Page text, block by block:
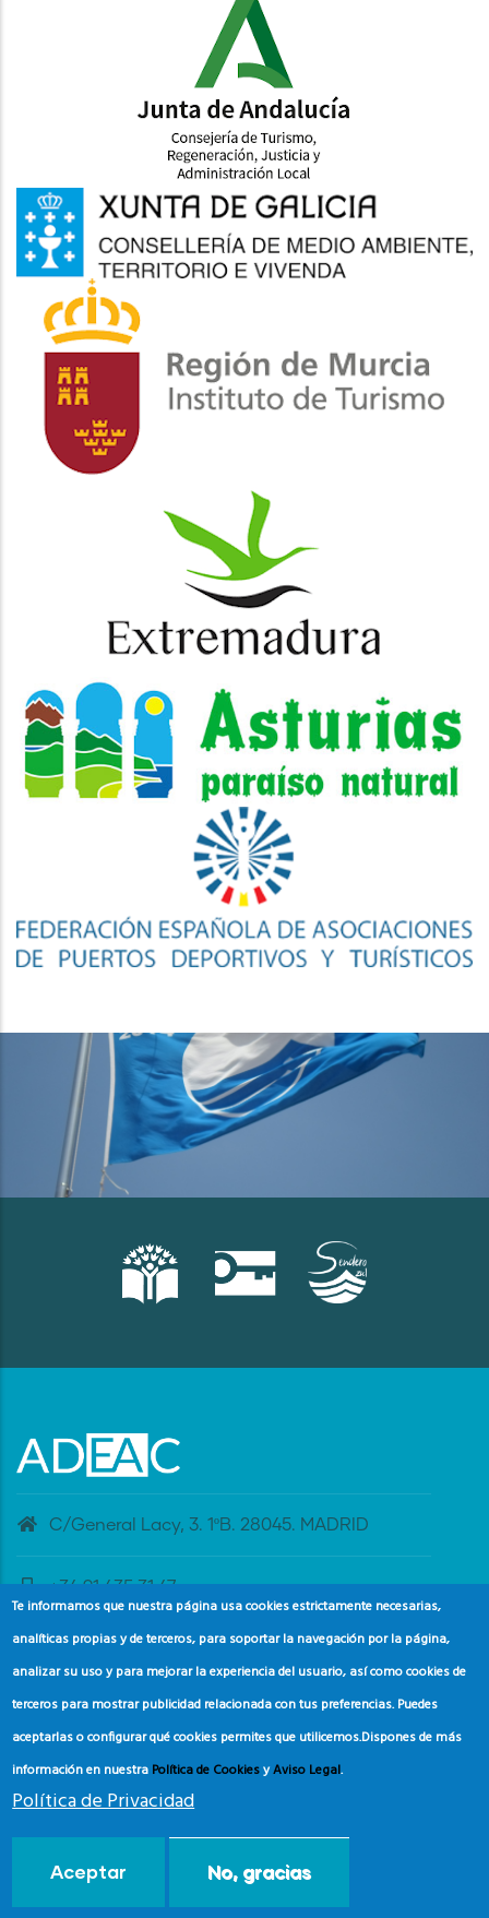
C/General Lacy, 3. 1ºB. 28045. MADRID
+34 91 435 31 47
banderaazul@adeac.es
Consumidor (ADEAC).
2024.
Te informamos que nuestra página usa cookies estrictamente necesarias,
analíticas propias y de terceros, para soportar la navegación por la página,
analizar su uso y para mejorar la experiencia del usuario, así como cookies de
terceros para mostrar publicidad relacionada con tus preferencias. Puedes
aceptarlas o configurar qué cookies permites que utilicemos.Dispones de más
información en nuestra Política de CookiesyAviso Legal.
Política de Privacidad
Aceptar No, gracias